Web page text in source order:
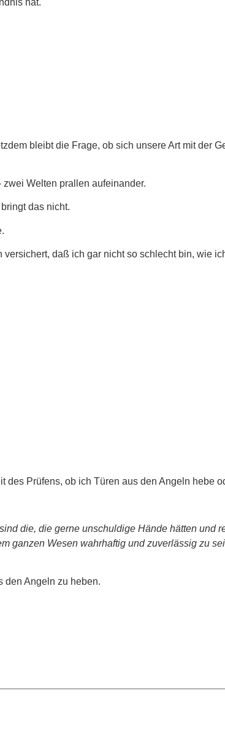
bleibt die Frage, ob sich unsere Art mit der
Welten prallen aufeinander.
das nicht.
daß ich gar nicht so schlecht bin, wie
Prüfens, ob ich Türen aus den Angeln hebe
die, die gerne unschuldige Hände hätten und
ganzen Wesen wahrhaftig und zuverlässig zu
den Angeln zu heben.